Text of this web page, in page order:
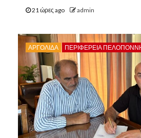
21 ώρες ago admin
ΑΡΓΟΛΙΔΑ ΠΕΡΙΦΈΡΕΙΑ